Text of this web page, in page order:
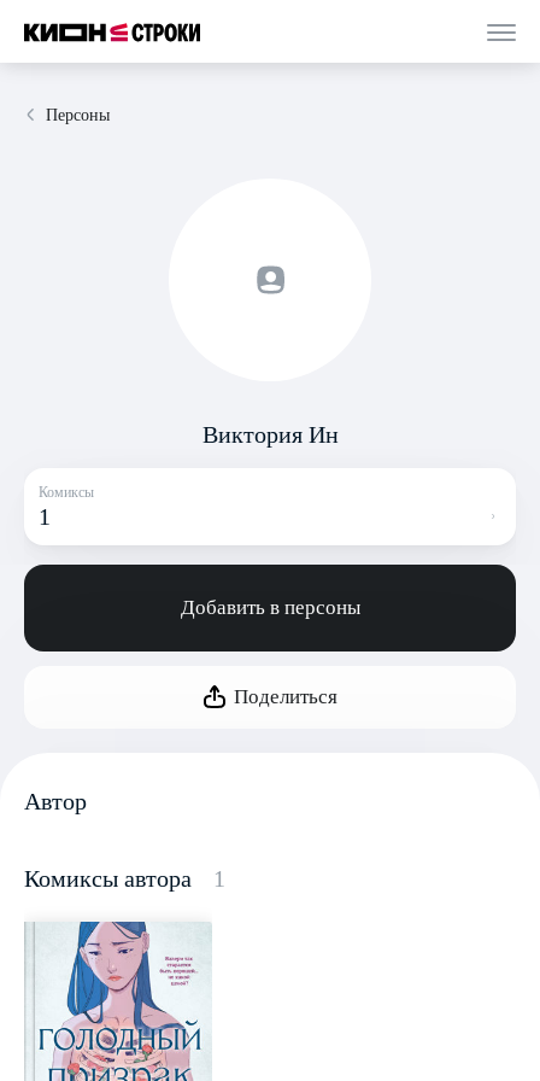
Персоны
Виктория Ин
Комиксы
1
Добавить в персоны
Поделиться
Автор
Комиксы автора 1